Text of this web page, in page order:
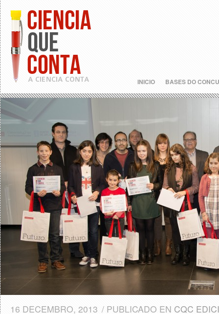
INICIO BASES DO
16 DECEMBRO, 2013 / PUBLICADO EN CQC